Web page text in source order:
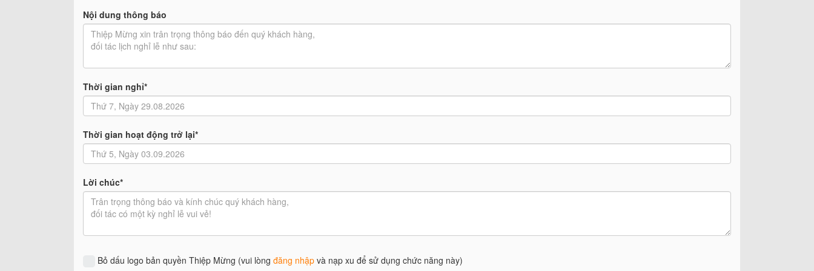
Nội dung thông báo
Thời gian nghỉ*
Thời gian hoạt động trở lại*
Lời chúc*
Bỏ dấu logo bản quyền Thiệp Mừng (vui lòng đăng nhập và nạp xu để sử dụng chức năng này)